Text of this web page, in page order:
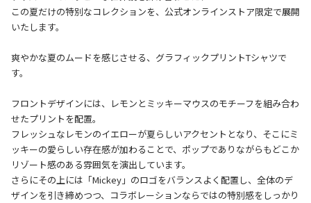
この夏だけの特別なコレクションを、公式オンラインストア限定で展開
いたします。
爽やかな夏のムードを感じさせる、グラフィックプリントTシャツで
す。
フロントデザインには、レモンとミッキーマウスのモチーフを組み合わ
せたプリントを配置。
フレッシュなレモンのイエローが夏らしいアクセントとなり、そこにミ
ッキーの愛らしい存在感が加わることで、ポップでありながらもどこか
リゾート感のある雰囲気を演出しています。
さらにその上には「Mickey」のロゴをバランスよく配置し、全体のデ
ザインを引き締めつつ、コラボレーションならではの特別感をしっかり